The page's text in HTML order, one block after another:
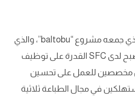
بفضل الدعم المالي الذي جمعه مشروع “baltobu”، والذي
بلغ 250,007 دولار، أصبح لدى SFC القدرة على توظيف
للعمل على تحسين
في مجال الطباعة ثلاثية